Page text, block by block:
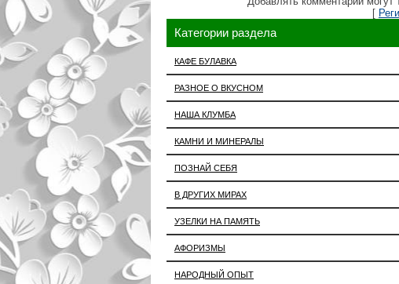
[
Категории раздела
КАФЕ БУЛАВКА
РАЗНОЕ О ВКУСНОМ
НАША КЛУМБА
КАМНИ И МИНЕРАЛЫ
ПОЗНАЙ СЕБЯ
В ДРУГИХ МИРАХ
УЗЕЛКИ НА ПАМЯТЬ
АФОРИЗМЫ
НАРОДНЫЙ ОПЫТ